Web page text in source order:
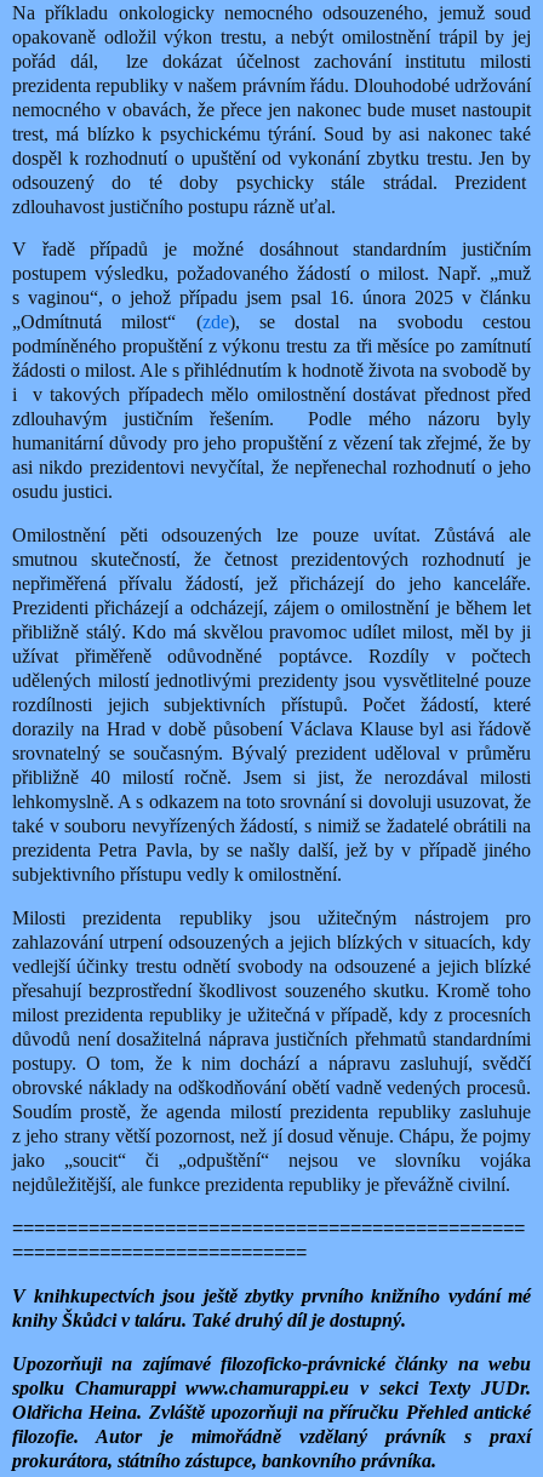
Na příkladu onkologicky nemocného odsouzeného, jemuž soud
opakovaně odložil výkon trestu, a nebýt omilostnění trápil by jej
pořád dál, lze dokázat účelnost zachování institutu milosti
prezidenta republiky v našem právním řádu. Dlouhodobé udržování
nemocného v obavách, že přece jen nakonec bude muset nastoupit
trest, má blízko k psychickému týrání. Soud by asi nakonec také
dospěl k rozhodnutí o upuštění od vykonání zbytku trestu. Jen by
odsouzený do té doby psychicky stále strádal. Prezident
zdlouhavost justičního postupu rázně uťal.
V řadě případů je možné dosáhnout standardním justičním
postupem výsledku, požadovaného žádostí o milost. Např. „muž
s vaginou“, o jehož případu jsem psal 16. února 2025 v článku
„Odmítnutá milost“ (zde), se dostal na svobodu cestou
podmíněného propuštění z výkonu trestu za tři měsíce po zamítnutí
žádosti o milost. Ale s přihlédnutím k hodnotě života na svobodě by
i v takových případech mělo omilostnění dostávat přednost před
zdlouhavým justičním řešením. Podle mého názoru byly
humanitární důvody pro jeho propuštění z vězení tak zřejmé, že by
asi nikdo prezidentovi nevyčítal, že nepřenechal rozhodnutí o jeho
osudu justici.
Omilostnění pěti odsouzených lze pouze uvítat. Zůstává ale
smutnou skutečností, že četnost prezidentových rozhodnutí je
nepřiměřená přívalu žádostí, jež přicházejí do jeho kanceláře.
Prezidenti přicházejí a odcházejí, zájem o omilostnění je během let
přibližně stálý. Kdo má skvělou pravomoc udílet milost, měl by ji
užívat přiměřeně odůvodněné poptávce. Rozdíly v počtech
udělených milostí jednotlivými prezidenty jsou vysvětlitelné pouze
rozdílnosti jejich subjektivních přístupů. Počet žádostí, které
dorazily na Hrad v době působení Václava Klause byl asi řádově
srovnatelný se současným. Bývalý prezident uděloval v průměru
přibližně 40 milostí ročně. Jsem si jist, že nerozdával milosti
lehkomyslně. A s odkazem na toto srovnání si dovoluji usuzovat, že
také v souboru nevyřízených žádostí, s nimiž se žadatelé obrátili na
prezidenta Petra Pavla, by se našly další, jež by v případě jiného
subjektivního přístupu vedly k omilostnění.
Milosti prezidenta republiky jsou užitečným nástrojem pro
zahlazování utrpení odsouzených a jejich blízkých v situacích, kdy
vedlejší účinky trestu odnětí svobody na odsouzené a jejich blízké
přesahují bezprostřední škodlivost souzeného skutku. Kromě toho
milost prezidenta republiky je užitečná v případě, kdy z procesních
důvodů není dosažitelná náprava justičních přehmatů standardními
postupy. O tom, že k nim dochází a nápravu zasluhují, svědčí
obrovské náklady na odškodňování obětí vadně vedených procesů.
Soudím prostě, že agenda milostí prezidenta republiky zasluhuje
z jeho strany větší pozornost, než jí dosud věnuje. Chápu, že pojmy
jako „soucit“ či „odpuštění“ nejsou ve slovníku vojáka
nejdůležitější, ale funkce prezidenta republiky je převážně civilní.
===============================================
===========================
V knihkupectvích jsou ještě zbytky prvního knižního vydání mé
knihy Škůdci v taláru. Také druhý díl je dostupný.
Upozorňuji na zajímavé filozoficko-právnické články na webu
spolku Chamurappi www.chamurappi.eu v sekci Texty JUDr.
Oldřicha Heina. Zvláště upozorňuji na příručku Přehled antické
filozofie. Autor je mimořádně vzdělaný právník s praxí
prokurátora, státního zástupce, bankovního právníka.